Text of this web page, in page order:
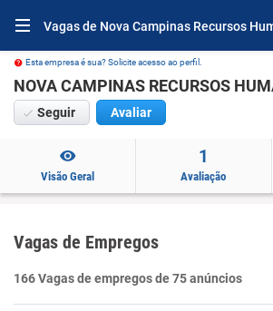
Vagas de Nova Campinas Recursos
Esta empresa é sua? Solicite acesso ao perfil.
NOVA CAMPINAS RECURSOS
Seguir Avaliar
Visão Geral
1
Avaliação
Vagas de Empregos
166 Vagas de empregos de 75 anúncios